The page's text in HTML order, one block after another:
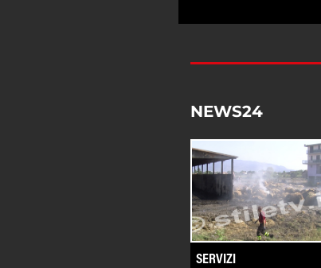
NEWS24
SERVIZI